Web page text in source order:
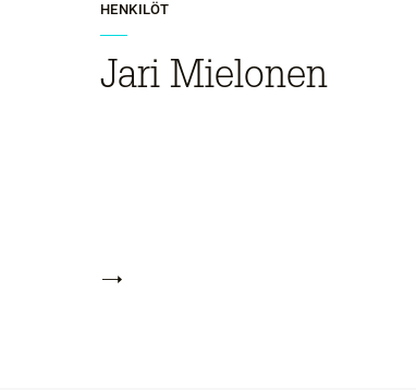
HENKILÖT
Jari Mielonen